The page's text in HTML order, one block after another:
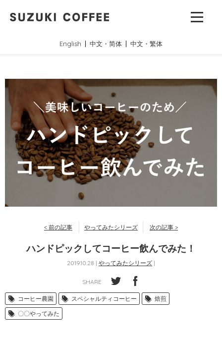
English 中文・简体 中文・繁体
< 前の記事 やってみたシリーズ 次の記事 >
ハンドピックしてコーヒー飲んでみた！
2019.10.28 | やってみたシリーズ |
SHARE
コーヒー農園 スペシャルティコーヒー
焙煎
〇〇やってみた